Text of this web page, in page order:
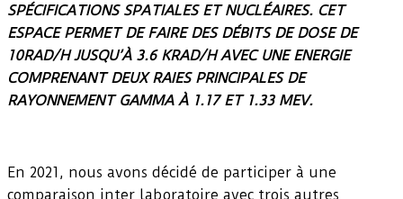
SPÉCIFICATIONS SPATIALES ET NUCLÉAIRES. CET
ESPACE PERMET DE FAIRE DES DÉBITS DE DOSE DE
10RAD/H JUSQU’À 3.6 KRAD/H AVEC UNE ENERGIE
COMPRENANT DEUX RAIES PRINCIPALES DE
RAYONNEMENT GAMMA À 1.17 ET 1.33 MEV.
En 2021, nous avons décidé de participer à une
comparaison inter laboratoire avec trois autres